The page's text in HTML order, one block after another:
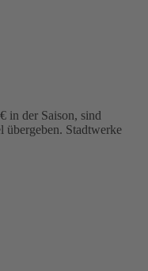
in der Saison, sind
übergeben. Stadtwerke